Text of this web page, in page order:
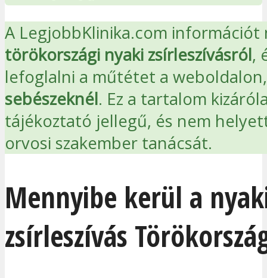
A LegjobbKlinika.com információt
törökországi nyaki zsírleszívásról,
lefoglalni a műtétet a weboldalon,
sebészeknél. Ez a tartalom
tájékoztató jellegű, és nem
orvosi szakember tanácsát.
Mennyibe kerül a
zsírleszívás